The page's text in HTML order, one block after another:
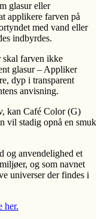
glasur eller
applikere farven på
med vand eller
indbyrdes.
skal farven ikke
glasur – Appliker
dyp i transparent
anvisning.
kan Café Color (G)
vil stadig opnå en smuk
og anvendelighed et
og som navnet
universer der findes i
her.